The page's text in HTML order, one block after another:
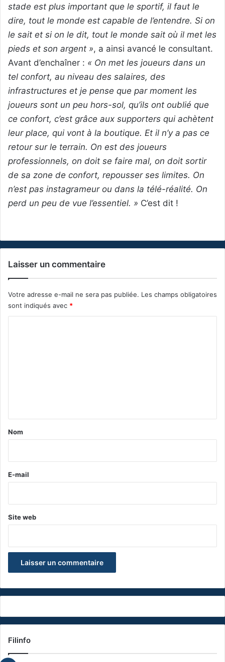
stade est plus important que le sportif, il faut le
dire, tout le monde est capable de l’entendre. Si on
le sait et si on le dit, tout le monde sait où il met les
pieds et son argent », a ainsi avancé le consultant.
Avant d’enchaîner : « On met les joueurs dans un
tel confort, au niveau des salaires, des
infrastructures et je pense que par moment les
joueurs sont un peu hors-sol, qu’ils ont oublié que
ce confort, c’est grâce aux supporters qui achètent
leur place, qui vont à la boutique. Et il n’y a pas ce
retour sur le terrain. On est des joueurs
professionnels, on doit se faire mal, on doit sortir
de sa zone de confort, repousser ses limites. On
n’est pas instagrameur ou dans la télé-réalité. On
perd un peu de vue l’essentiel. » C’est dit !
Laisser un commentaire
Votre adresse e-mail ne sera pas publiée. Les champs obligatoires
sont indiqués avec *
a
e
Nom
E-mail
Site web
Filinfo